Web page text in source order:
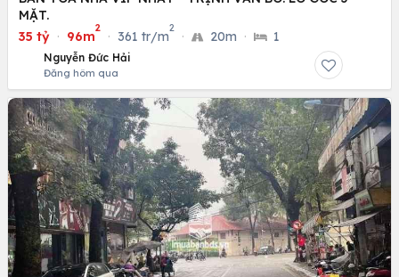
MẶT.
35 tỷ · 96m
2
· 361 tr/m
2
· 20m · 1
Nguyễn Đức Hải
Đăng hôm qua